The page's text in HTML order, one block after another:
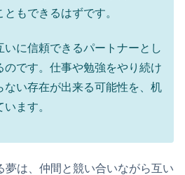
もできるはずです。
に信頼できるパートナーとし
のです。仕事や勉強をやり続け
ない存在が出来る可能性を、机
ます。
夢は、仲間と競い合いながら互い